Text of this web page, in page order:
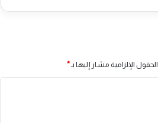
الحقول الإلزامية مشار إليها بـ *